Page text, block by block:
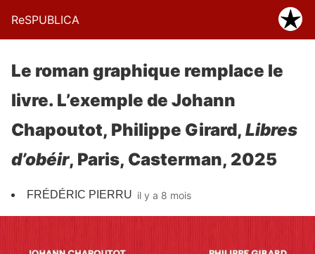
ReSPUBLICA
Le roman graphique remplace le
livre. L’exemple de Johann
Chapoutot, Philippe Girard, Libres
d’obéir, Paris, Casterman, 2025
FRÉDÉRIC PIERRU il y a 8 mois